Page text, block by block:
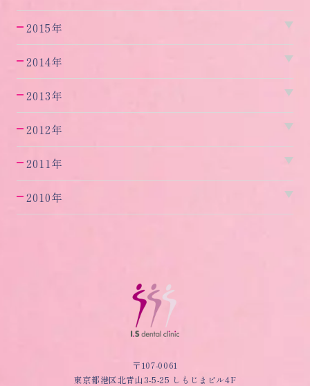
2015年
2014年
2013年
2012年
2011年
2010年
〒107-0061
東京都港区北青山3-5-25 しもじまビル4F